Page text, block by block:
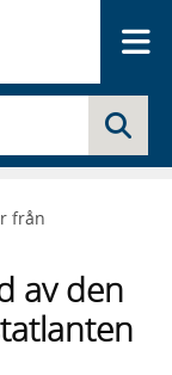
från
av den